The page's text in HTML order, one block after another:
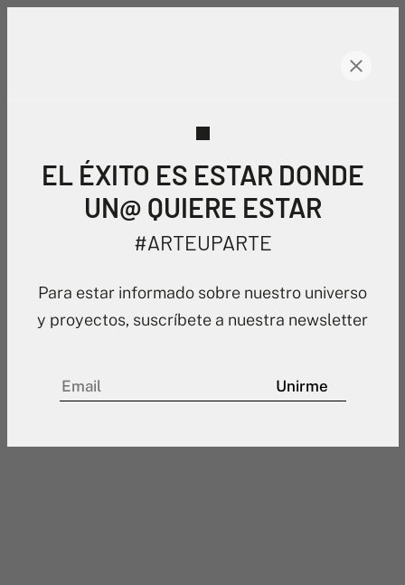
EL ÉXITO ES ESTAR DONDE
UN@ QUIERE ESTAR
#ARTEUPARTE
Para estar informado sobre nuestro universo
y proyectos, suscríbete a nuestra newsletter